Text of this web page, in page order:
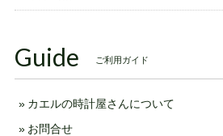
Guide ご利用ガイド
カエルの時計屋さんについて
お問合せ